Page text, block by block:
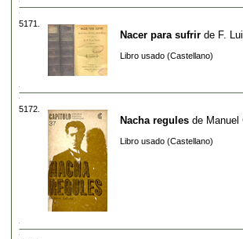
5171.
Nacer para sufrir de F.
Libro usado (Castellano)
5172.
Nacha regules de Manuel
Libro usado (Castellano)